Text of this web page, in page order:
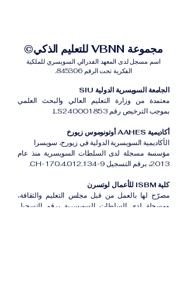
مجموعة VBNN للتعليم الذكي©
اسم مسجل لدى المعهد الفدرالي السويسري للملكية
الفكرية تحت الرقم 845306.
الجامعة السويسرية الدولية SIU
معتمدة من وزارة التعليم العالي والبحث العلمي
بموجب الترخيص رقم LS240001853.
أكاديمية AAHES أوتونوموس زيورخ
الأكاديمية السويسرية الدولية في زيورخ، سويسرا
مؤسسة مسجلة لدى السلطات السويسرية منذ عام
2013، برقم التسجيل CH-170.4.012.134-9.
كلية ISBM للأعمال لوتسرن
مصرّح لها بالعمل من قبل مجلس التعليم والثقافة،
ومسجلة لدى السلطات السويسرية برقم التسجيل